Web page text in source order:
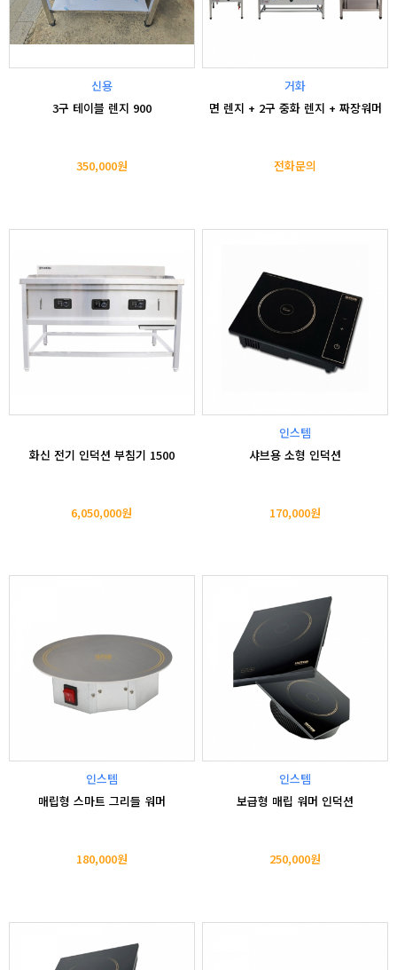
신용
3구 테이블 렌지 900
350,000원
거화
면 렌지 + 2구 중화 렌지 + 짜장워머
전화문의
화신 전기 인덕션 부침기 1500
6,050,000원
인스템
샤브용 소형 인덕션
170,000원
인스템
매립형 스마트 그리들 워머
180,000원
인스템
보급형 매립 워머 인덕션
250,000원